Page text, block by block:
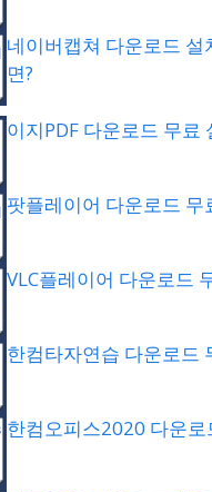
네이버캡쳐 다운로드 설
면?
이지PDF 다운로드 무료
팟플레이어 다운로드 무
VLC플레이어 다운로드
한컴타자연습 다운로드
한컴오피스2020 다운로